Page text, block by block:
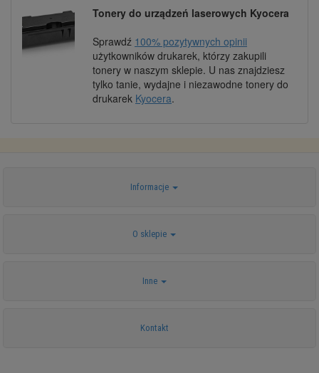
Tonery do urządzeń laserowych Kyocera
Sprawdź 100% pozytywnych opinii
użytkowników drukarek, którzy zakupili
tonery w naszym sklepie. U nas znajdziesz
tylko tanie, wydajne i niezawodne tonery do
drukarek Kyocera.
Informacje
O sklepie
Inne
Kontakt